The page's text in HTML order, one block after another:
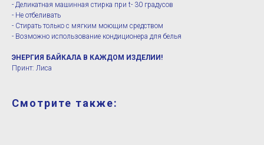
- Деликатная машинная стирка при t- 30 градусов
- Не отбеливать
- Стирать только с мягким моющим средством
- Возможно использование кондиционера для белья
ЭНЕРГИЯ БАЙКАЛА В КАЖДОМ ИЗДЕЛИИ!
Принт: Лиса
Смотрите также: